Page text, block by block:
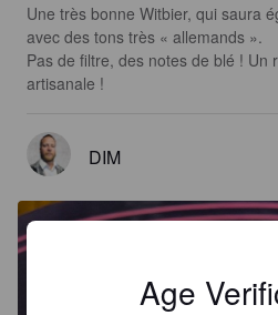
Une très bonne Witbier, qui saura
avec des tons très « allemands ».
Pas de filtre, des notes de blé ! Un
artisanale !
DIM
Age